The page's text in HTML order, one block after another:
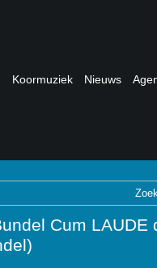
Koormuziek Nieuws
Cum LAUDE